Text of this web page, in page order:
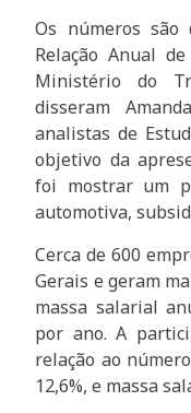
Os números
Relação Anual
Ministério do
disseram
analistas de
objetivo da
foi mostrar um
automotiva,
Cerca de 600
Gerais e geram
massa salarial
por ano. A
relação ao
12,6%, e massa